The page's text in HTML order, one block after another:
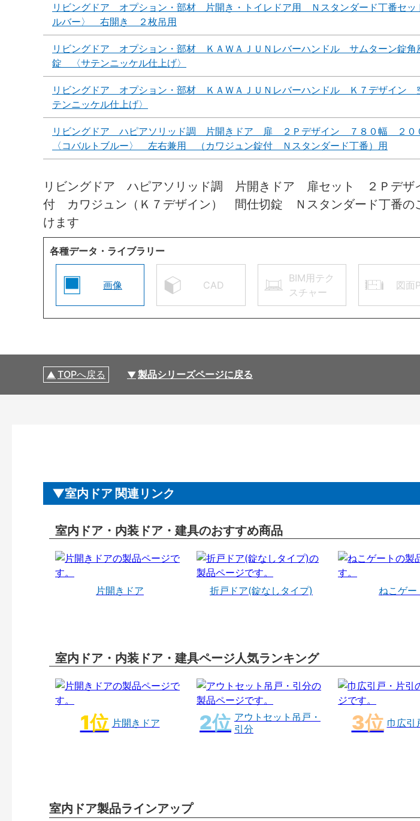
リビングドア オプション・部材 片開き・トイレドア用 Ｎスタンダード丁番セ
ルバー〉 右開き ２枚吊用
リビングドア オプション・部材 ＫＡＷＡＪＵＮレバーハンドル サムターン錠
錠 〈サテンニッケル仕上げ〉
リビングドア オプション・部材 ＫＡＷＡＪＵＮレバーハンドル Ｋ７デザイン
テンニッケル仕上げ〉
リビングドア ハピアソリッド調 片開きドア 扉 ２Ｐデザイン ７８０幅 ２０
〈コバルトブルー〉 左右兼用 （カワジュン錠付 Ｎスタンダード丁番）用
リビングドア ハピアソリッド調 片開きドア 扉セット ２Ｐデ
付 カワジュン（Ｋ７デザイン） 間仕切錠 Ｎスタンダード丁番の
けます
各種データ・ライブラリー
画像 CAD
BIM用テク
スチャー
図面
TOPへ戻る 製品シリーズページに戻る
室内ドア 関連リンク
室内ドア・内装ドア・建具のおすすめ商品
片開きドア 折戸ドア(錠なしタイプ)
ねこゲー
室内ドア・内装ドア・建具ページ人気ランキング
片開きドア
アウトセット吊戸・
引分
巾広引
室内ドア製品ラインアップ